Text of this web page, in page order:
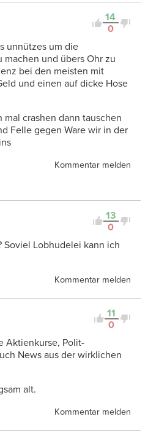
14
0
unnützes um die
und übers Ohr zu
bei den meisten mit
und einen auf dicke Hose
mal crashen dann tauschen
Felle gegen Ware wir in der
Kommentar melden
13
0
Soviel Lobhudelei kann ich
Kommentar melden
11
0
Aktienkurse, Polit-
News aus der wirklichen
alt.
Kommentar melden